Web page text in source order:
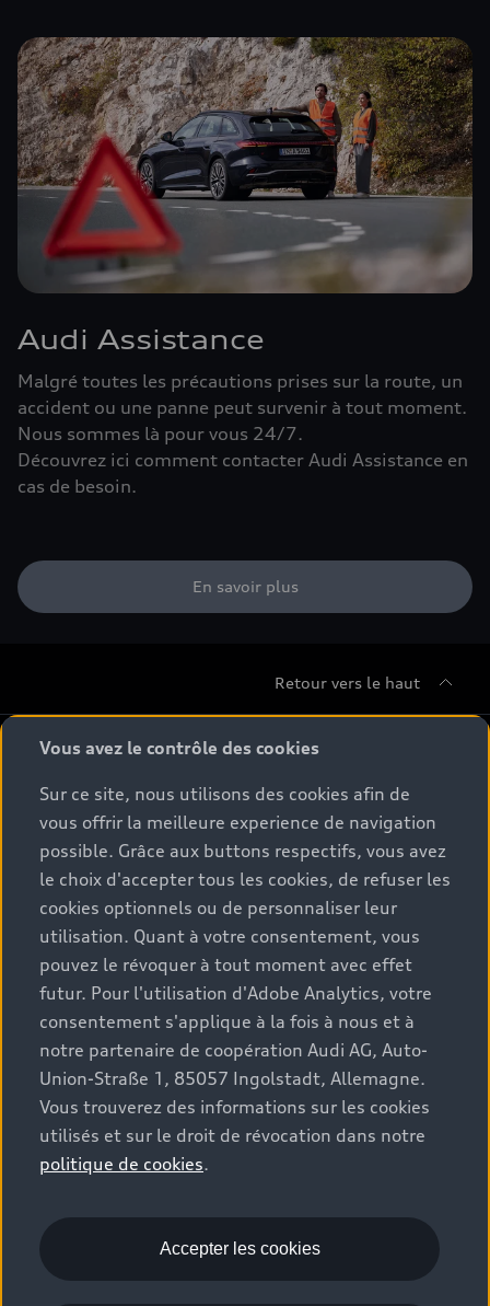
Audi Assistance
Malgré toutes les précautions prises sur la route, un
accident ou une panne peut survenir à tout moment.
Nous sommes là pour vous 24/7.
Découvrez ici comment contacter Audi Assistance en
cas de besoin.
En savoir plus
Retour vers le haut
Gamme
Tous les modèles
Comparer les modèles
Modèles électriques
Hybrides plug-in
Conseil & achat
Offres du moment
Configurateur
Véhicules neufs disponibles
Audi Gebrauchtwagen :plus
Clients professionnels
Audi exclusive
Service & Accessoires
Accessoires d'origine Audi
Audi Services
Services numériques Audi
myAudi
Garantie & assistance
Partenaire Service Audi
Espace client
Contact
Trouver mon partenaire Audi
Demande d'essai
Audi World
Stories of Progress
Audi quattro Cup
Stories of Luxembourg
© 2026 Audi AG. Tous droits réservés.
La marque Recrutement
WLTP
Emissions CO2
Mentions légales
Politique de confidentialité
Gérer vos cookies
EU Data Act
Vous avez le contrôle des cookies
Sur ce site, nous utilisons des cookies afin de
vous offrir la meilleure experience de navigation
possible. Grâce aux buttons respectifs, vous avez
le choix d'accepter tous les cookies, de refuser les
cookies optionnels ou de personnaliser leur
utilisation. Quant à votre consentement, vous
pouvez le révoquer à tout moment avec effet
futur. Pour l'utilisation d'Adobe Analytics, votre
consentement s'applique à la fois à nous et à
notre partenaire de coopération Audi AG, Auto-
Union-Straße 1, 85057 Ingolstadt, Allemagne.
Vous trouverez des informations sur les cookies
utilisés et sur le droit de révocation dans notre
politique de cookies.
Accepter les cookies